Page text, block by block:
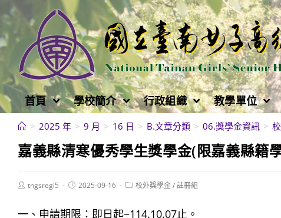
跳
轉
至
主
要
內
容
首頁 學校簡介 行政組織 教學單位
> 2025 年 > 9 月 > 16 日 > B.文章分類 > 06.獎學金資訊 >
嘉義縣清寒優秀學生獎學金(限嘉義縣籍
Posttngsregi5
Post2025-09-16
Post校外獎學金/註冊組
一、申請期限：即日起~114.10.07止。